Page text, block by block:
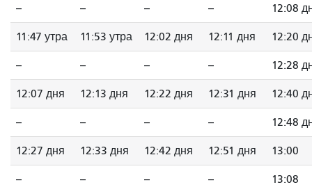
-- -- -- -- 12:08
11:47 утра 11:53 утра 12:02 дня 12:11 дня 12:20
-- -- -- -- 12:28
12:07 дня 12:13 дня 12:22 дня 12:31 дня 12:40
-- -- -- -- 12:48
12:27 дня 12:33 дня 12:42 дня 12:51 дня 13:00
-- -- -- -- 13:08